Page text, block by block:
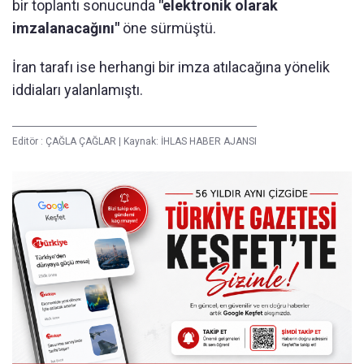
bir toplantı sonucunda "elektronik olarak
imzalanacağını" öne sürmüştü.
İran tarafı ise herhangi bir imza atılacağına yönelik
iddiaları yalanlamıştı.
Editör : ÇAĞLA ÇAĞLAR Kaynak: İHLAS HABER AJANSI